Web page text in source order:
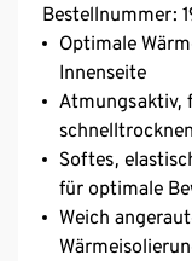
Bestellnummer:
Optimale
Innenseite
Atmungsaktiv,
Softes,
für optimale
Weich